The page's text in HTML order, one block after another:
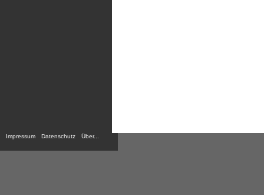
Impressum Datenschutz Über...